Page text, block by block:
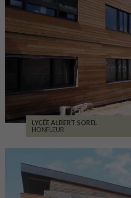
LYCÉE ALBERT SOREL
HONFLEUR